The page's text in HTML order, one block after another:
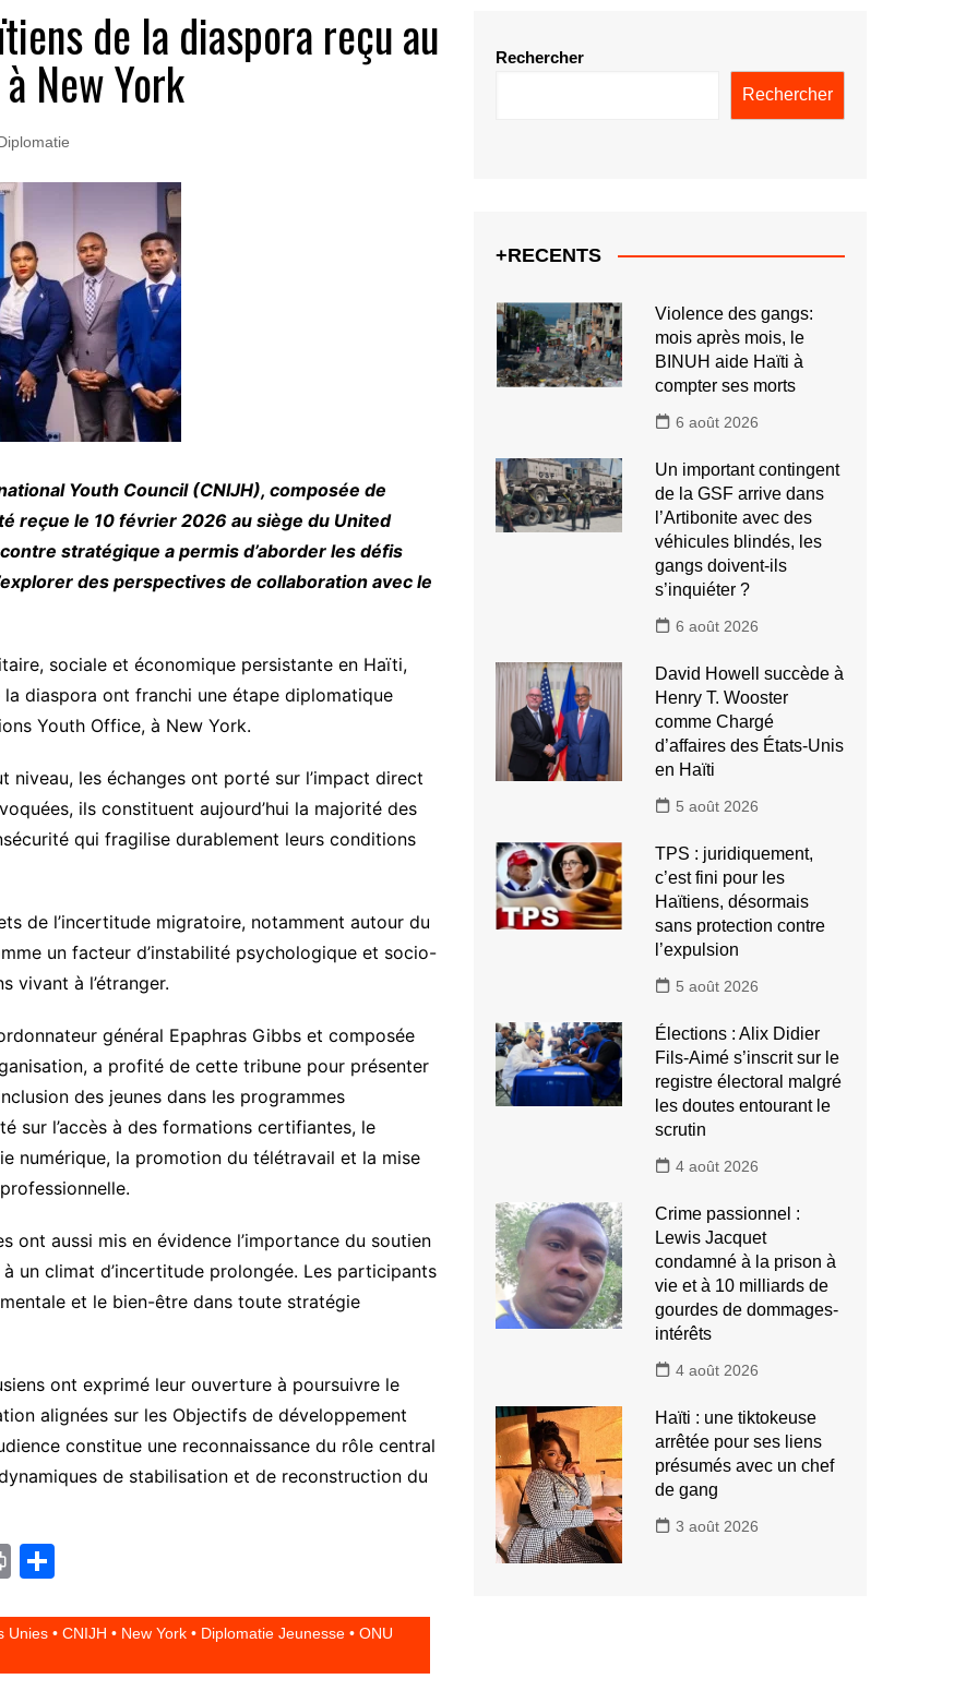
Société
Agriculture
Littérature
de la diaspora reçu au
New York
Youth Council (CNIJH), composée de
reçue le 10 février 2026 au siège du United
stratégique a permis d’aborder les défis
des perspectives de collaboration avec le
sociale et économique persistante en Haïti,
diaspora ont franchi une étape diplomatique
Youth Office, à New York.
les échanges ont porté sur l’impact direct
ils constituent aujourd’hui la majorité des
qui fragilise durablement leurs conditions
de l’incertitude migratoire, notamment autour du
un facteur d’instabilité psychologique et socio-
vivant à l’étranger.
général Epaphras Gibbs et composée
a profité de cette tribune pour présenter
des jeunes dans les programmes
sur l’accès à des formations certifiantes, le
numérique, la promotion du télétravail et la mise
ont aussi mis en évidence l’importance du soutien
un climat d’incertitude prolongée. Les participants
et le bien-être dans toute stratégie
ont exprimé leur ouverture à poursuivre le
alignées sur les Objectifs de développement
constitue une reconnaissance du rôle central
de stabilisation et de reconstruction du
Pr
t
ta
g
• CNIJH • New York • Diplomatie Jeunesse • ONU
Rechercher
Rechercher
+RECENTS
Violence des gangs:
mois après mois, le
BINUH aide Haïti à
compter ses morts
6 août 2026
Un important contingent
de la GSF arrive dans
l’Artibonite avec des
véhicules blindés, les
gangs doivent-ils
s’inquiéter ?
6 août 2026
David Howell succède à
Henry T. Wooster
comme Chargé
d’affaires des États-Unis
en Haïti
5 août 2026
TPS : juridiquement,
c’est fini pour les
Haïtiens, désormais
sans protection contre
l’expulsion
5 août 2026
Élections : Alix Didier
Fils-Aimé s’inscrit sur le
registre électoral malgré
les doutes entourant le
scrutin
4 août 2026
Crime passionnel :
Lewis Jacquet
condamné à la prison à
vie et à 10 milliards de
gourdes de dommages-
intérêts
4 août 2026
Haïti : une tiktokeuse
arrêtée pour ses liens
présumés avec un chef
de gang
3 août 2026